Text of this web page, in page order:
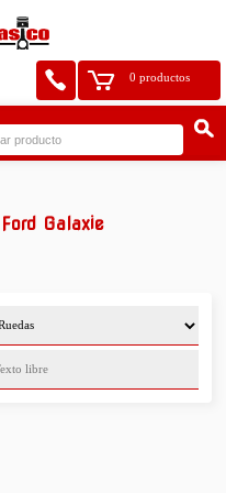
0 productos
Galaxie